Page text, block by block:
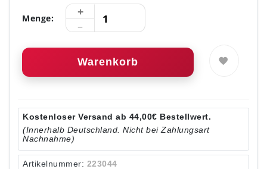
Menge:
Warenkorb
Kostenloser Versand ab 44,00€ Bestellwert.
(Innerhalb Deutschland. Nicht bei Zahlungsart
Nachnahme)
Artikelnummer: 223044